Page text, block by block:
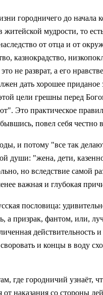
городничего до
житейской мудрости, то
от отца и от
казнокрадство,
не разврат, а его
дать хорошее
цели грешны перед
Это практическое
повел себя честно
и потому "все так
души: "жена, дети,
но вследствие самой
важная и глубокая
пословица:
а призрак, фантом, или,
своровать и концы в воду
где городничий узнаёт,
наказания со стороны